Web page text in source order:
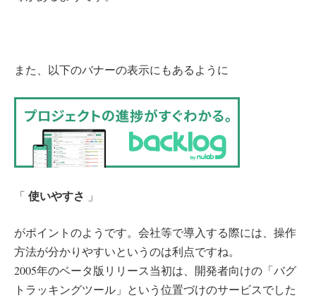
また、以下のバナーの表示にもあるように
「 使いやすさ 」
がポイントのようです。会社等で導入する際には、操作
方法が分かりやすいというのは利点ですね。
2005年のベータ版リリース当初は、開発者向けの「バグ
トラッキングツール」という位置づけのサービスでした